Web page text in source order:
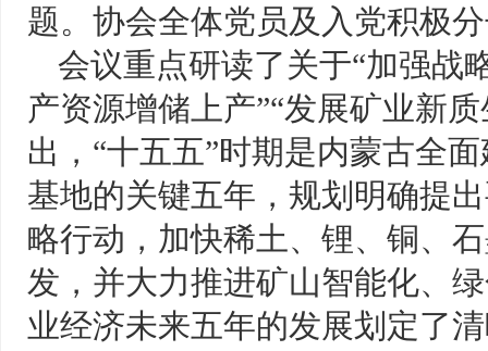
题。协会全体党员及入党积极
会议重点研读了关于“加强战
产资源增储上产”“发展矿业新
出，“十五五”时期是内蒙古全
基地的关键五年，规划明确提
略行动，加快稀土、锂、铜、
发，并大力推进矿山智能化、
业经济未来五年的发展划定了